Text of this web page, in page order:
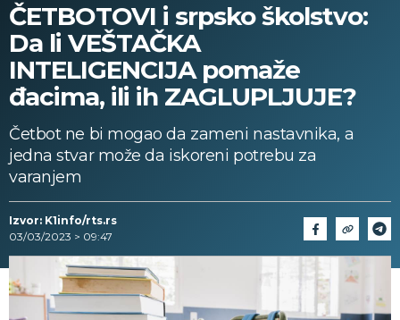
ČETBOTOVI i srpsko školstvo:
Da li VEŠTAČKA
INTELIGENCIJA pomaže
đacima, ili ih ZAGLUPLJUJE?
Četbot ne bi mogao da zameni nastavnika, a
jedna stvar može da iskoreni potrebu za
varanjem
Izvor: K1info/rts.rs
03/03/2023 > 09:47